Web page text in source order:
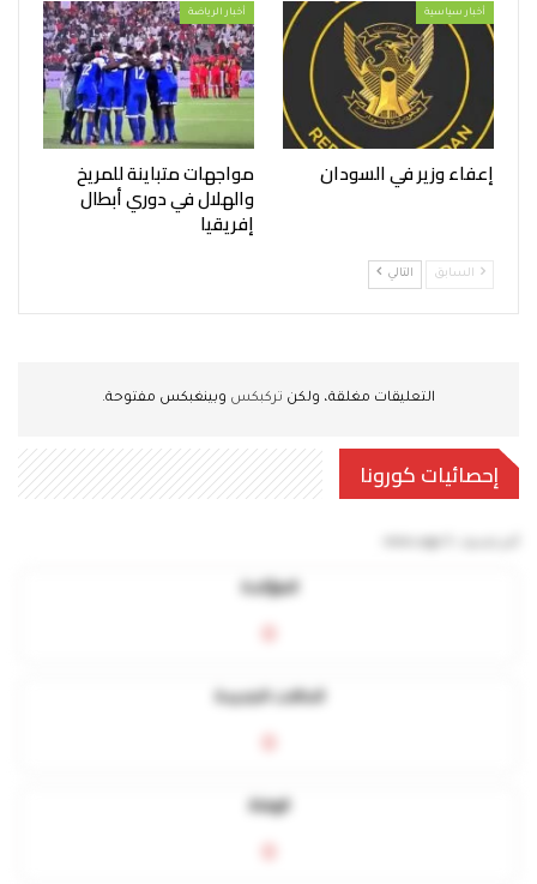
أخبار سياسية
إعفاء وزير في السودان
أخبار الرياضة
مواجهات متباينة للمريخ
والهلال في دوري أبطال
إفريقيا
السابق التالي
التعليقات مغلقة، ولكن تركبكس وبينغبكس مفتوحة.
إحصائيات كورونا